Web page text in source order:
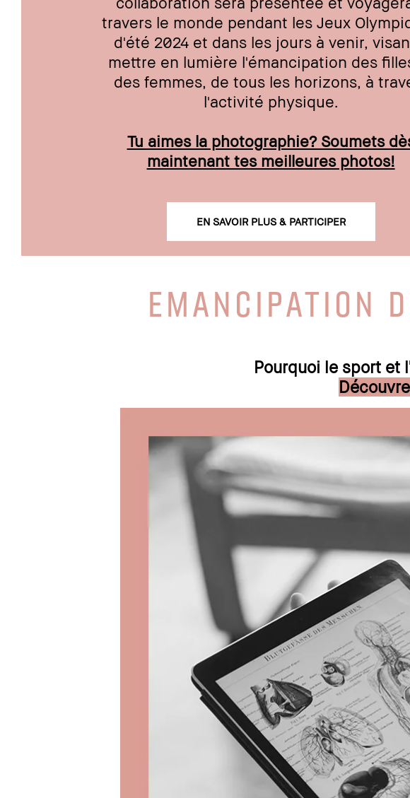
travers le monde pendant les Jeux
d'été 2024 et dans les jours à venir,
mettre en lumière l'émancipation des
des femmes, de tous les horizons, à
l'activité physique.
Tu aimes la photographie? Soumets
maintenant tes meilleures photos!
EN SAVOIR PLUS & PARTICIPER
EMANCIPATION
Pourquoi le sport